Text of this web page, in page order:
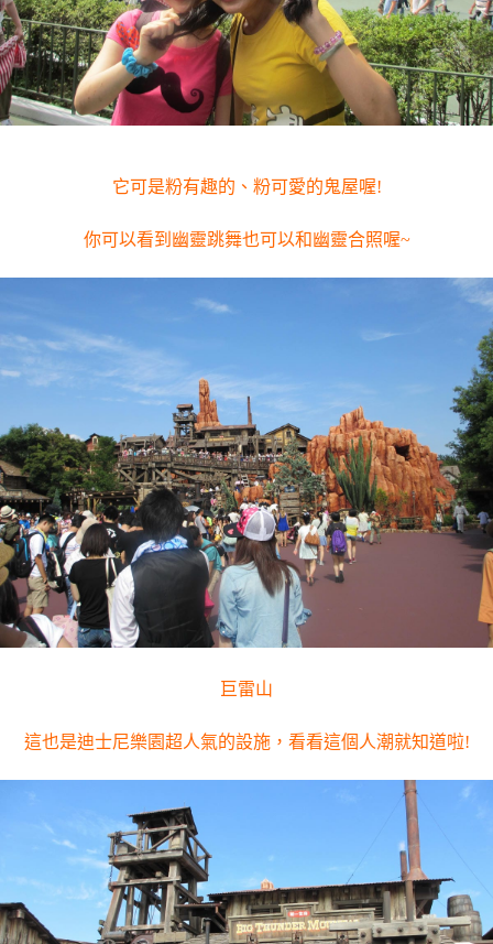
它可是粉有趣的、粉可愛的鬼屋喔!
你可以看到幽靈跳舞也可以和幽靈合照喔~
巨雷山
這也是迪士尼樂園超人氣的設施，看看這個人潮就知道啦!